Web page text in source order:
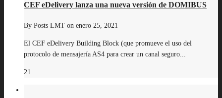
CEF eDelivery lanza una nueva versión de DOMIBUS
By Posts LMT on enero 25, 2021
El CEF eDelivery Building Block (que promueve el uso del
protocolo de mensajería AS4 para crear un canal seguro...
21